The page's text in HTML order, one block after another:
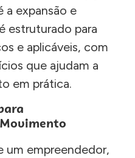
a expansão e
estruturado para
e aplicáveis, com
que ajudam a
em prática.
um empreendedor,